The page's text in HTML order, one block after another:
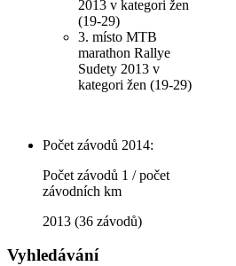
2013 v kategori žen
(19-29)
3. místo MTB
marathon Rallye
Sudety 2013 v
kategori žen (19-29)
Počet závodů 2014:
Počet závodů 1 / počet
závodních km
2013 (36 závodů)
Vyhledávání